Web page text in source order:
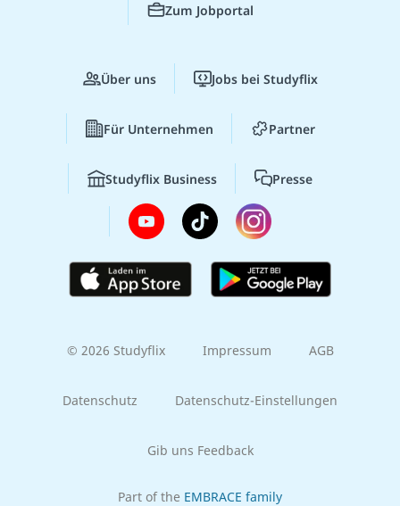
Zum Jobportal
Über uns Jobs bei Studyflix
Für Unternehmen Partner
Studyflix Business Presse
© 2026 Studyflix Impressum AGB
Datenschutz Datenschutz-Einstellungen
Gib uns Feedback
Part of the EMBRACE family